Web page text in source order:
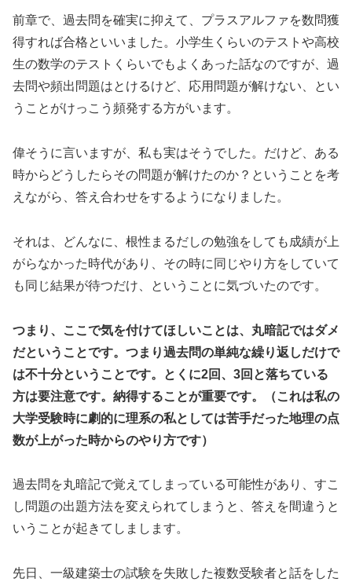
前章で、過去問を確実に抑えて、プラスアルファを数問獲
得すれば合格といいました。小学生くらいのテストや高校
生の数学のテストくらいでもよくあった話なのですが、過
去問や頻出問題はとけるけど、応用問題が解けない、とい
うことがけっこう頻発する方がいます。
偉そうに言いますが、私も実はそうでした。だけど、ある
時からどうしたらその問題が解けたのか？ということを考
えながら、答え合わせをするようになりました。
それは、どんなに、根性まるだしの勉強をしても成績が上
がらなかった時代があり、その時に同じやり方をしていて
も同じ結果が待つだけ、ということに気づいたのです。
つまり、ここで気を付けてほしいことは、丸暗記ではダメ
だということです。つまり過去問の単純な繰り返しだけで
は不十分ということです。とくに2回、3回と落ちている
方は要注意です。納得することが重要です。（これは私の
大学受験時に劇的に理系の私としては苦手だった地理の点
数が上がった時からのやり方です）
過去問を丸暗記で覚えてしまっている可能性があり、すこ
し問題の出題方法を変えられてしまうと、答えを間違うと
いうことが起きてしまします。
先日、一級建築士の試験を失敗した複数受験者と話をした